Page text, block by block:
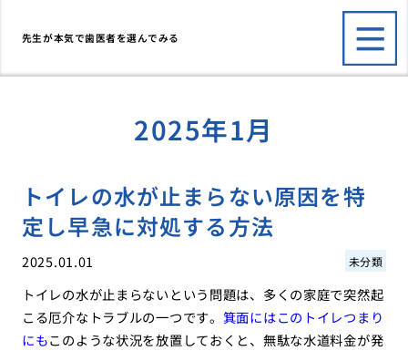
先生が本気で歯医者を選んでみる
2025年1月
トイレの水が止まらない原因を特
定し早急に対処する方法
2025.01.01 未分類
トイレの水が止まらないという問題は、多くの家庭で突然起
こる厄介なトラブルの一つです。 箕面にはこのトイレつまり
にもこのような状況を放置しておくと、無駄な水道料金が発